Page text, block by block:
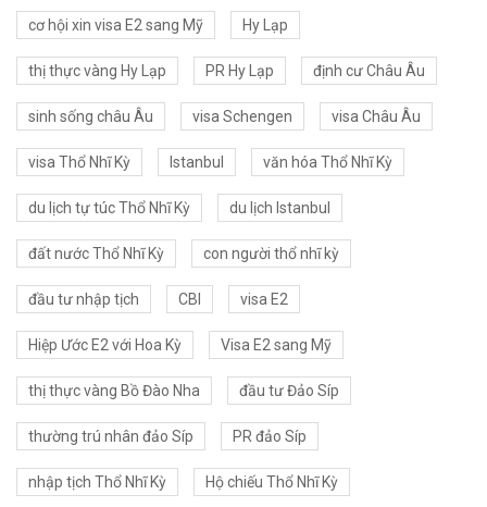
cơ hội xin visa E2 sang Mỹ Hy Lạp
thị thực vàng Hy Lạp PR Hy Lạp định cư Châu Âu
sinh sống châu Âu visa Schengen visa Châu Âu
visa Thổ Nhĩ Kỳ Istanbul văn hóa Thổ Nhĩ Kỳ
du lịch tự túc Thổ Nhĩ Kỳ du lịch Istanbul
đất nước Thổ Nhĩ Kỳ con người thổ nhĩ kỳ
đầu tư nhập tịch CBI visa E2
Hiệp Ước E2 với Hoa Kỳ Visa E2 sang Mỹ
thị thực vàng Bồ Đào Nha đầu tư Đảo Síp
thường trú nhân đảo Síp PR đảo Síp
nhập tịch Thổ Nhĩ Kỳ Hộ chiếu Thổ Nhĩ Kỳ